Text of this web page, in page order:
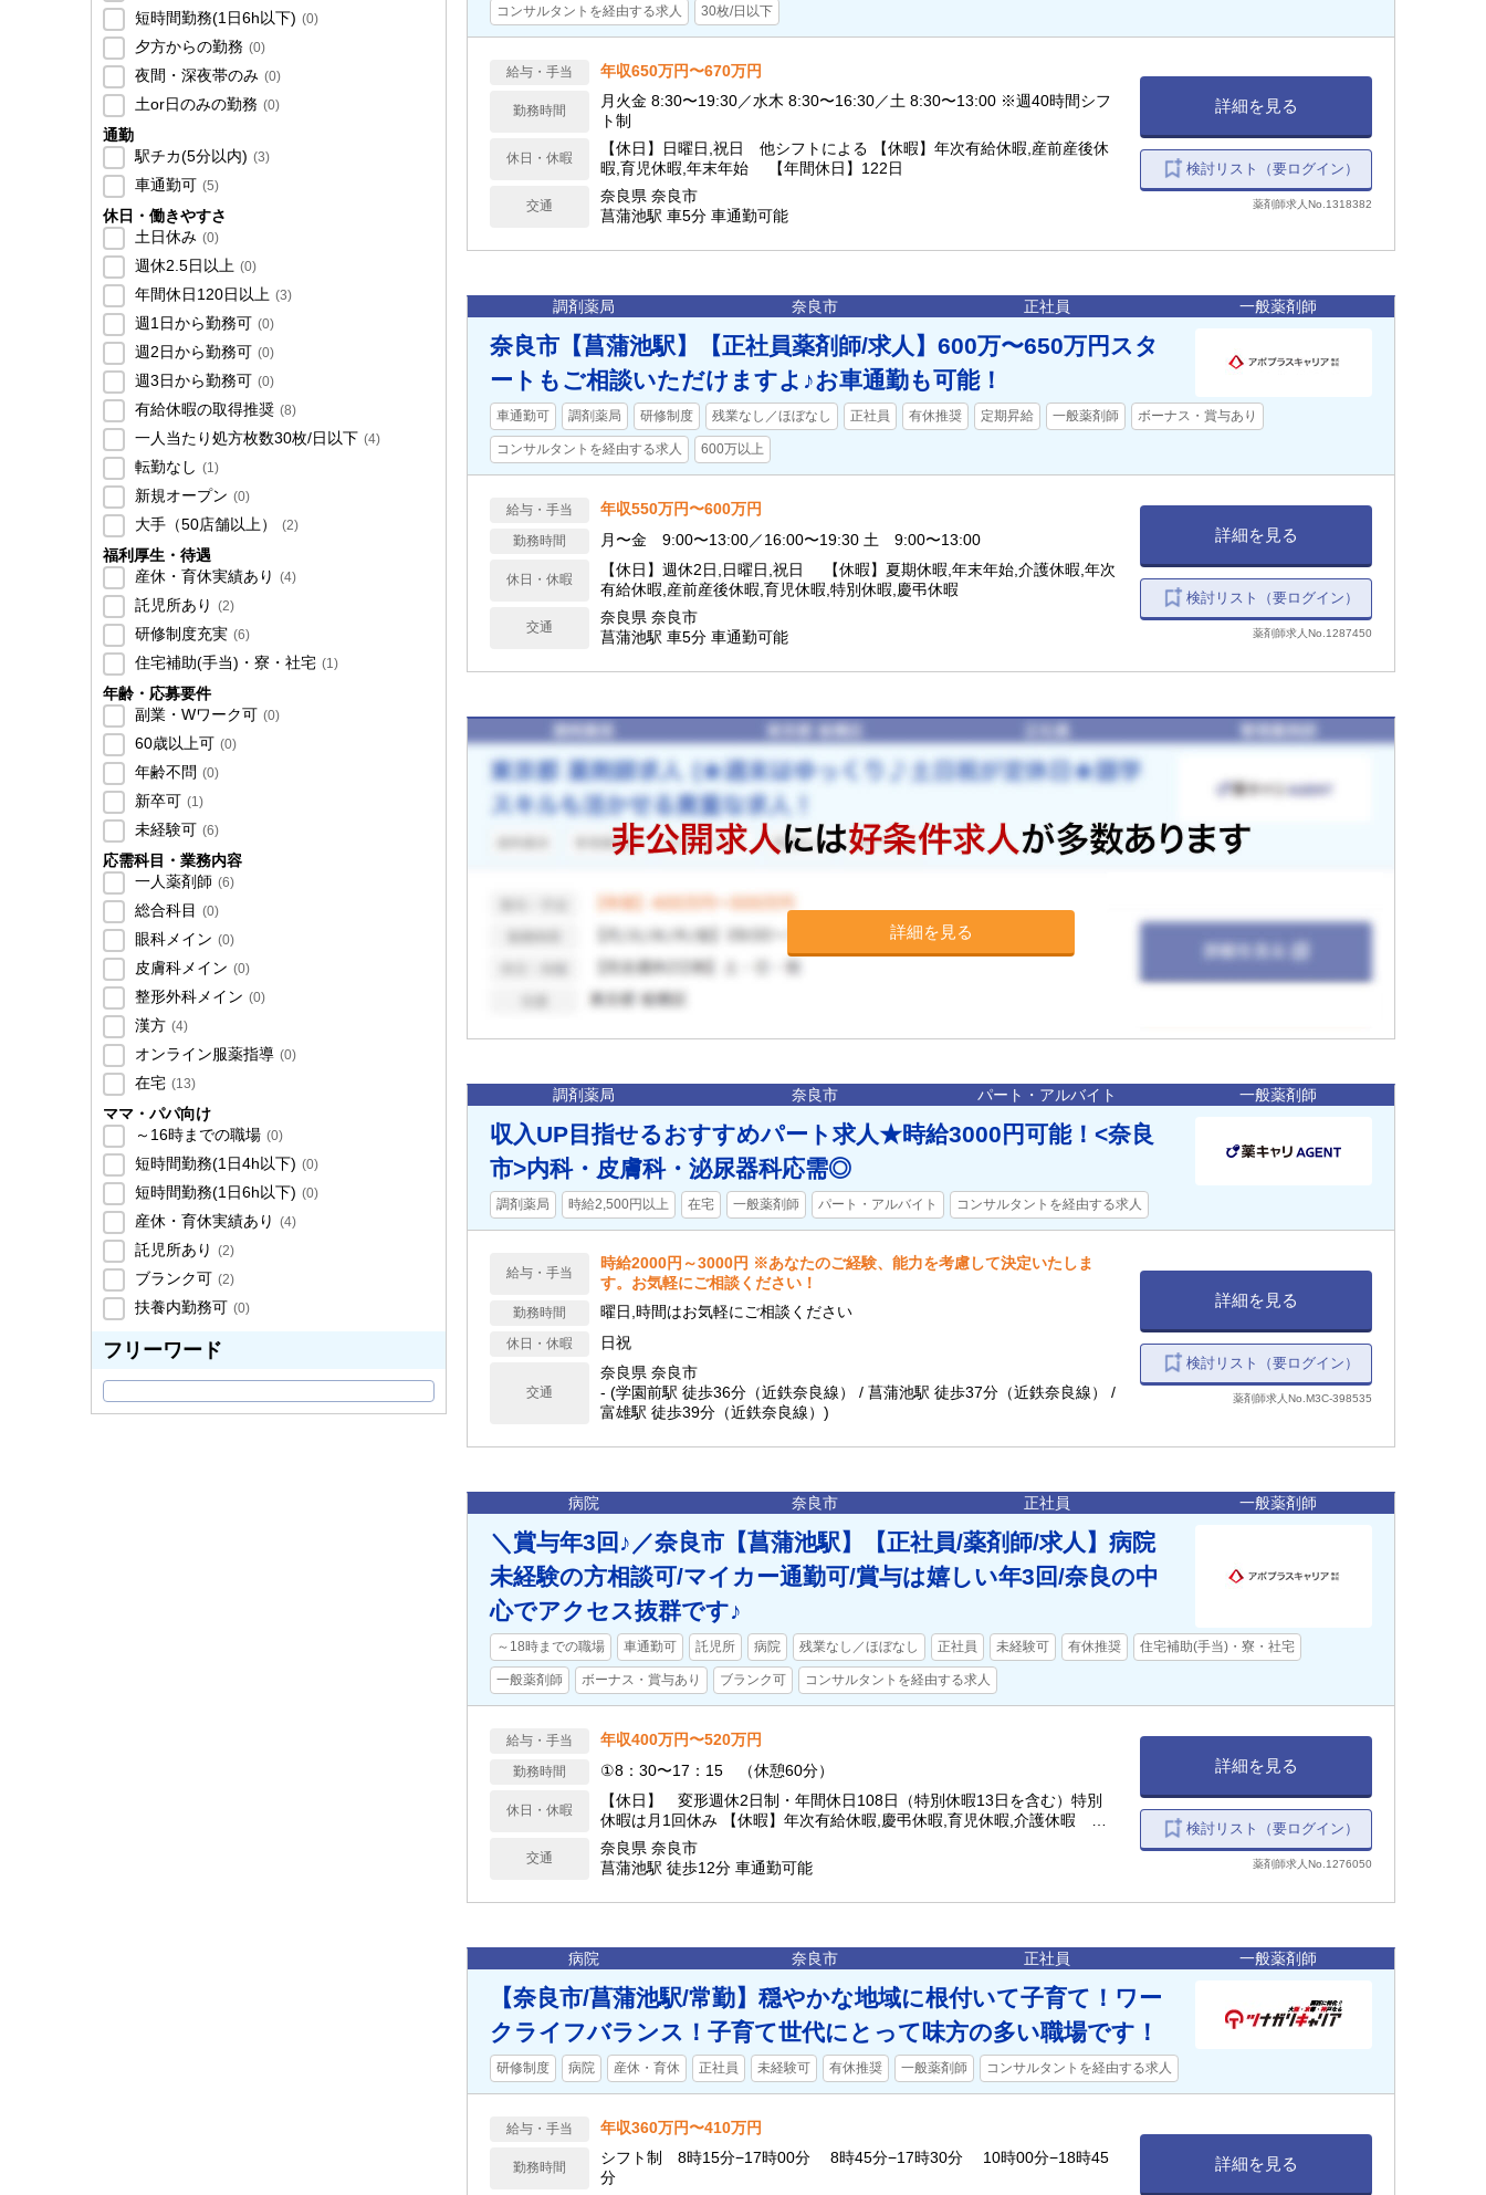
短時間勤務(1日6h以下) (0)
夕方からの勤務 (0)
夜間・深夜帯のみ (0)
土or日のみの勤務 (0)
通勤
駅チカ(5分以内) (3)
車通勤可 (5)
休日・働きやすさ
土日休み (0)
週休2.5日以上 (0)
年間休日120日以上 (3)
週1日から勤務可 (0)
週2日から勤務可 (0)
週3日から勤務可 (0)
有給休暇の取得推奨 (8)
一人当たり処方枚数30枚/日以下 (4)
転勤なし (1)
新規オープン (0)
大手（50店舗以上） (2)
福利厚生・待遇
産休・育休実績あり (4)
託児所あり (2)
研修制度充実 (6)
住宅補助(手当)・寮・社宅 (1)
年齢・応募要件
副業・Wワーク可 (0)
60歳以上可 (0)
年齢不問 (0)
新卒可 (1)
未経験可 (6)
応需科目・業務内容
一人薬剤師 (6)
総合科目 (0)
眼科メイン (0)
皮膚科メイン (0)
整形外科メイン (0)
漢方 (4)
オンライン服薬指導 (0)
在宅 (13)
ママ・パパ向け
～16時までの職場 (0)
短時間勤務(1日4h以下) (0)
短時間勤務(1日6h以下) (0)
産休・育休実績あり (4)
託児所あり (2)
ブランク可 (2)
扶養内勤務可 (0)
フリーワード
コンサルタントを経由する求人 30枚/日以下
給与・手当 年収650万円〜670万円
勤務時間
月火金 8:30〜19:30／水木 8:30〜16:30／土 8:30〜13:00 ※週40時間シフ
ト制
休日・休暇
【休日】日曜日,祝日 他シフトによる 【休暇】年次有給休暇,産前産後休
暇,育児休暇,年末年始 【年間休日】122日
交通
奈良県 奈良市
菖蒲池駅 車5分 車通勤可能
詳細を見る
検討リスト（要ログイン）
薬剤師求人No.1318382
調剤薬局 奈良市 正社員 一般薬剤師
奈良市【菖蒲池駅】【正社員薬剤師/求人】600万〜650万円スタ
ートもご相談いただけますよ♪お車通勤も可能！
車通勤可 調剤薬局 研修制度 残業なし／ほぼなし 正社員 有休推奨 定期昇給 一般薬剤師 ボーナス・賞与あり
コンサルタントを経由する求人 600万以上
給与・手当 年収550万円〜600万円
勤務時間 月〜金 9:00〜13:00／16:00〜19:30 土 9:00〜13:00
休日・休暇
【休日】週休2日,日曜日,祝日 【休暇】夏期休暇,年末年始,介護休暇,年次
有給休暇,産前産後休暇,育児休暇,特別休暇,慶弔休暇
交通
奈良県 奈良市
菖蒲池駅 車5分 車通勤可能
詳細を見る
検討リスト（要ログイン）
薬剤師求人No.1287450
詳細を見る
調剤薬局 奈良市 パート・アルバイト 一般薬剤師
収入UP目指せるおすすめパート求人★時給3000円可能！<奈良
市>内科・皮膚科・泌尿器科応需◎
調剤薬局 時給2,500円以上 在宅 一般薬剤師 パート・アルバイト コンサルタントを経由する求人
給与・手当
時給2000円～3000円 ※あなたのご経験、能力を考慮して決定いたしま
す。お気軽にご相談ください！
勤務時間 曜日,時間はお気軽にご相談ください
休日・休暇 日祝
交通
奈良県 奈良市
- (学園前駅 徒歩36分（近鉄奈良線） / 菖蒲池駅 徒歩37分（近鉄奈良線） /
富雄駅 徒歩39分（近鉄奈良線）)
詳細を見る
検討リスト（要ログイン）
薬剤師求人No.M3C-398535
病院 奈良市 正社員 一般薬剤師
＼賞与年3回♪／奈良市【菖蒲池駅】【正社員/薬剤師/求人】病院
未経験の方相談可/マイカー通勤可/賞与は嬉しい年3回/奈良の中
心でアクセス抜群です♪
～18時までの職場 車通勤可 託児所 病院 残業なし／ほぼなし 正社員 未経験可 有休推奨 住宅補助(手当)・寮・社宅
一般薬剤師 ボーナス・賞与あり ブランク可 コンサルタントを経由する求人
給与・手当 年収400万円〜520万円
勤務時間 ①8：30〜17：15 （休憩60分）
休日・休暇
【休日】 変形週休2日制・年間休日108日（特別休暇13日を含む）特別
休暇は月1回休み 【休暇】年次有給休暇,慶弔休暇,育児休暇,介護休暇
【年間休日】108日
交通
奈良県 奈良市
菖蒲池駅 徒歩12分 車通勤可能
詳細を見る
検討リスト（要ログイン）
薬剤師求人No.1276050
病院 奈良市 正社員 一般薬剤師
【奈良市/菖蒲池駅/常勤】穏やかな地域に根付いて子育て！ワー
クライフバランス！子育て世代にとって味方の多い職場です！
研修制度 病院 産休・育休 正社員 未経験可 有休推奨 一般薬剤師 コンサルタントを経由する求人
給与・手当 年収360万円〜410万円
勤務時間
シフト制 8時15分−17時00分 8時45分−17時30分 10時00分−18時45
分
詳細を見る